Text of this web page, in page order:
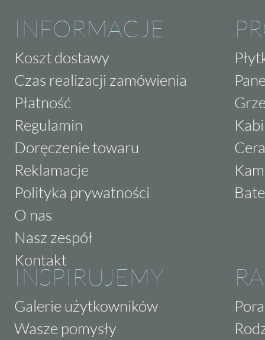
INFORMACJE
Koszt dostawy
Czas realizacji zamówienia
Płatność
Regulamin
Doręczenie towaru
Reklamacje
Polityka prywatności
O nas
Nasz zespół
Kontakt
INSPIRUJEMY
Galerie użytkowników
Wasze pomysły